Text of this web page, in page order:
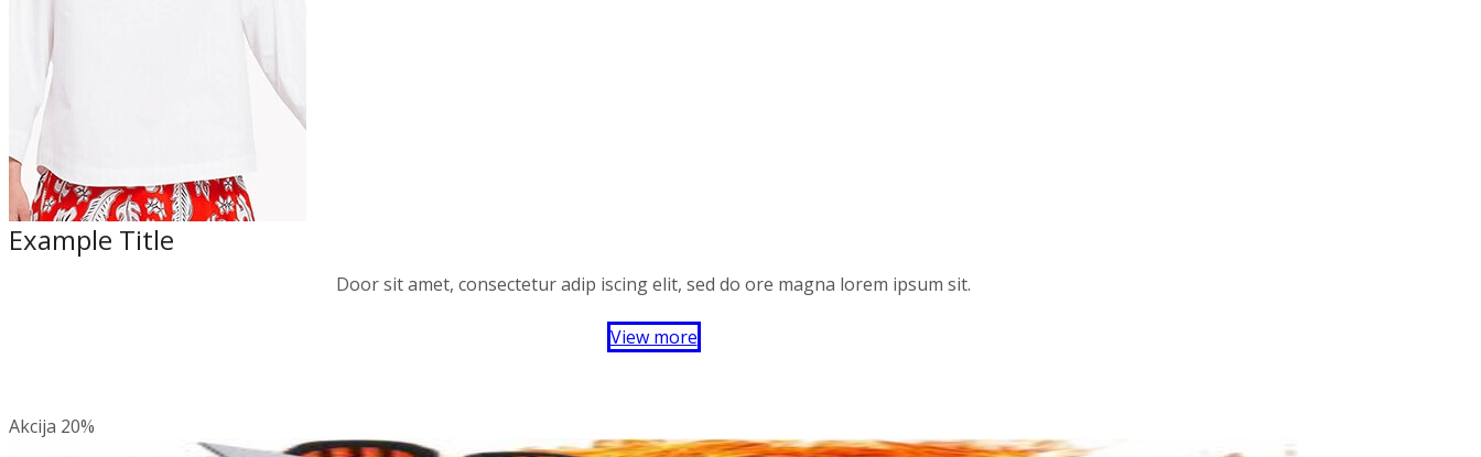
Example Title
Door sit amet, consectetur adip iscing elit, sed do ore magna lorem ipsum sit.
View more
Akcija 20%